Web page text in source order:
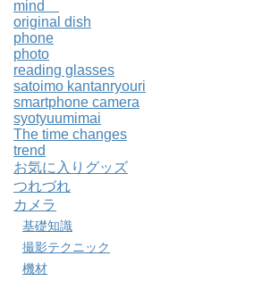
mind
original dish
phone
photo
reading glasses
satoimo kantanryouri
smartphone camera
syotyuumimai
The time changes
trend
お気に入りグッズ
つれづれ
カメラ
基礎知識
撮影テクニック
機材